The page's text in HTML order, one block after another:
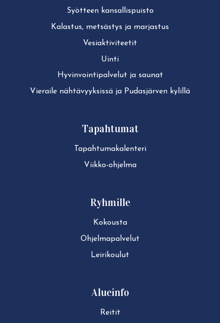
Syötteen kan­sal­lis­puis­to
Kalastus, metsästys ja marjastus
Ve­siak­ti­vi­tee­tit
Uinti
Hy­vin­voin­ti­pal­ve­lut ja saunat
Vieraile näh­tä­vyyk­sis­sä ja Pudasjärven kylillä
Tapahtumat
Ta­pah­tu­ma­ka­len­te­ri
Viikko-ohjelma
Ryhmille
Kokousta
Ohjelmapalvelut
Leirikoulut
Alueinfo
Reitit